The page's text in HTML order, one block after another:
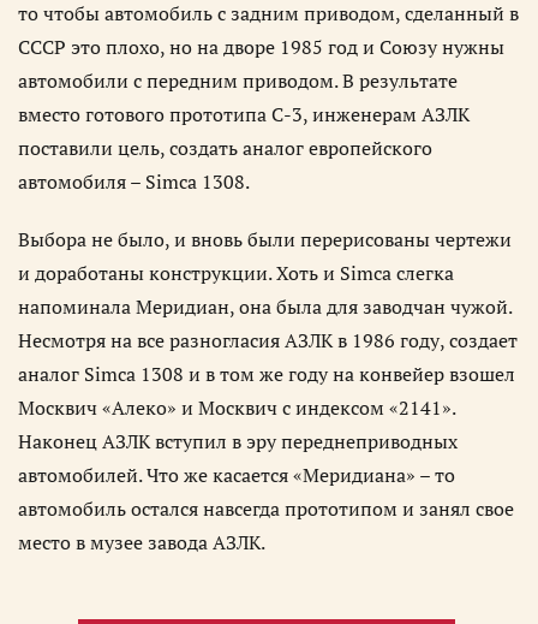
то чтобы автомобиль с задним приводом, сделанный в
СССР это плохо, но на дворе 1985 год и Союзу нужны
автомобили с передним приводом. В результате
вместо готового прототипа C-3, инженерам АЗЛК
поставили цель, создать аналог европейского
автомобиля – Simca 1308.
Выбора не было, и вновь были перерисованы чертежи
и доработаны конструкции. Хоть и Simca слегка
напоминала Меридиан, она была для заводчан чужой.
Несмотря на все разногласия АЗЛК в 1986 году, создает
аналог Simca 1308 и в том же году на конвейер взошел
Москвич «Алеко» и Москвич с индексом «2141».
Наконец АЗЛК вступил в эру переднеприводных
автомобилей. Что же касается «Меридиана» – то
автомобиль остался навсегда прототипом и занял свое
место в музее завода АЗЛК.